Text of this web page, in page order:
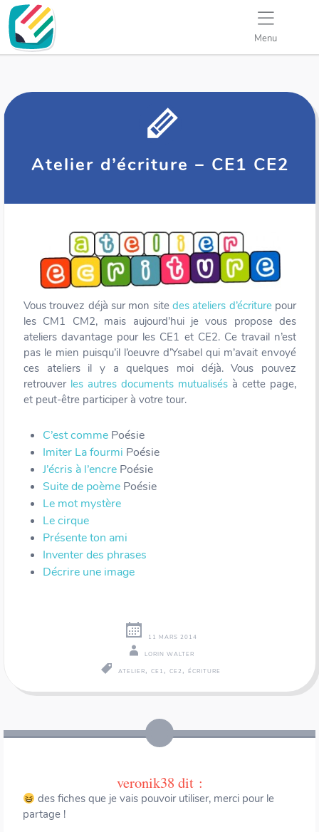
Menu
Atelier d’écriture – CE1 CE2
Vous trouvez déjà sur mon site des ateliers d’écriturepour
les CM1 CM2, mais aujourd’hui je vous propose des
ateliers davantage pour les CE1 et CE2. Ce travail n’est
pas le mien puisqu’il l’oeuvre d’Ysabel qui m’avait envoyé
ces ateliers il y a quelques moi déjà. Vous pouvez
retrouver les autres documents mutualisés à cette page,
et peut-être participer à votre tour.
C’est comme Poésie
Imiter La fourmi Poésie
J’écris à l’encre Poésie
Suite de poème Poésie
Le mot mystère
Le cirque
Présente ton ami
Inventer des phrases
Décrire une image
11 MARS 2014
LORIN WALTER
ATELIER, CE1 , CE2 , ÉCRITURE
des
veronik38 dit :
des fiches que je vais pouvoir utiliser, merci pour le
partage !